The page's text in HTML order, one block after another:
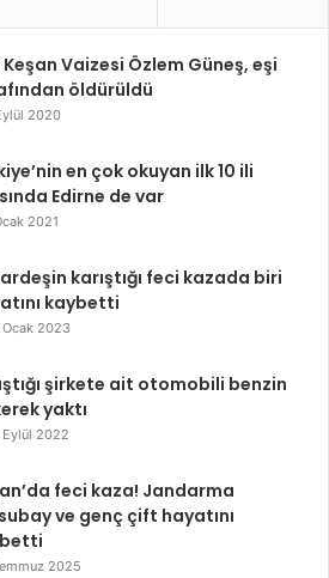
Keşan Vaizesi Özlem Güneş, eşi
öldürüldü
2020
en çok okuyan ilk 10 ili
Edirne de var
2021
karıştığı feci kazada biri
kaybetti
2023
şirkete ait otomobili benzin
yaktı
Eylül 2022
feci kaza! Jandarma
ve genç çift hayatını
2025